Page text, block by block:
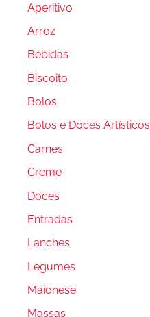
Aperitivo
Arroz
Bebidas
Biscoito
Bolos
Bolos e Doces Artísticos
Carnes
Creme
Doces
Entradas
Lanches
Legumes
Maionese
Massas